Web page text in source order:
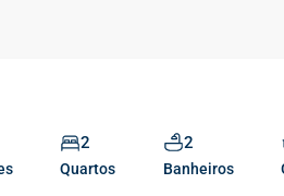
2
Quartos
2
Banheiros